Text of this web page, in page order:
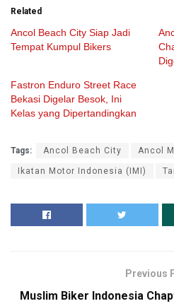
Related
Ancol Beach City Siap Jadi
Tempat Kumpul Bikers
Fastron Enduro Street Race
Bekasi Digelar Besok, Ini
Kelas yang Dipertandingkan
Tags: Ancol Beach City Ancol
Ikatan Motor Indonesia (IMI)
Previous
Muslim Biker Indonesia